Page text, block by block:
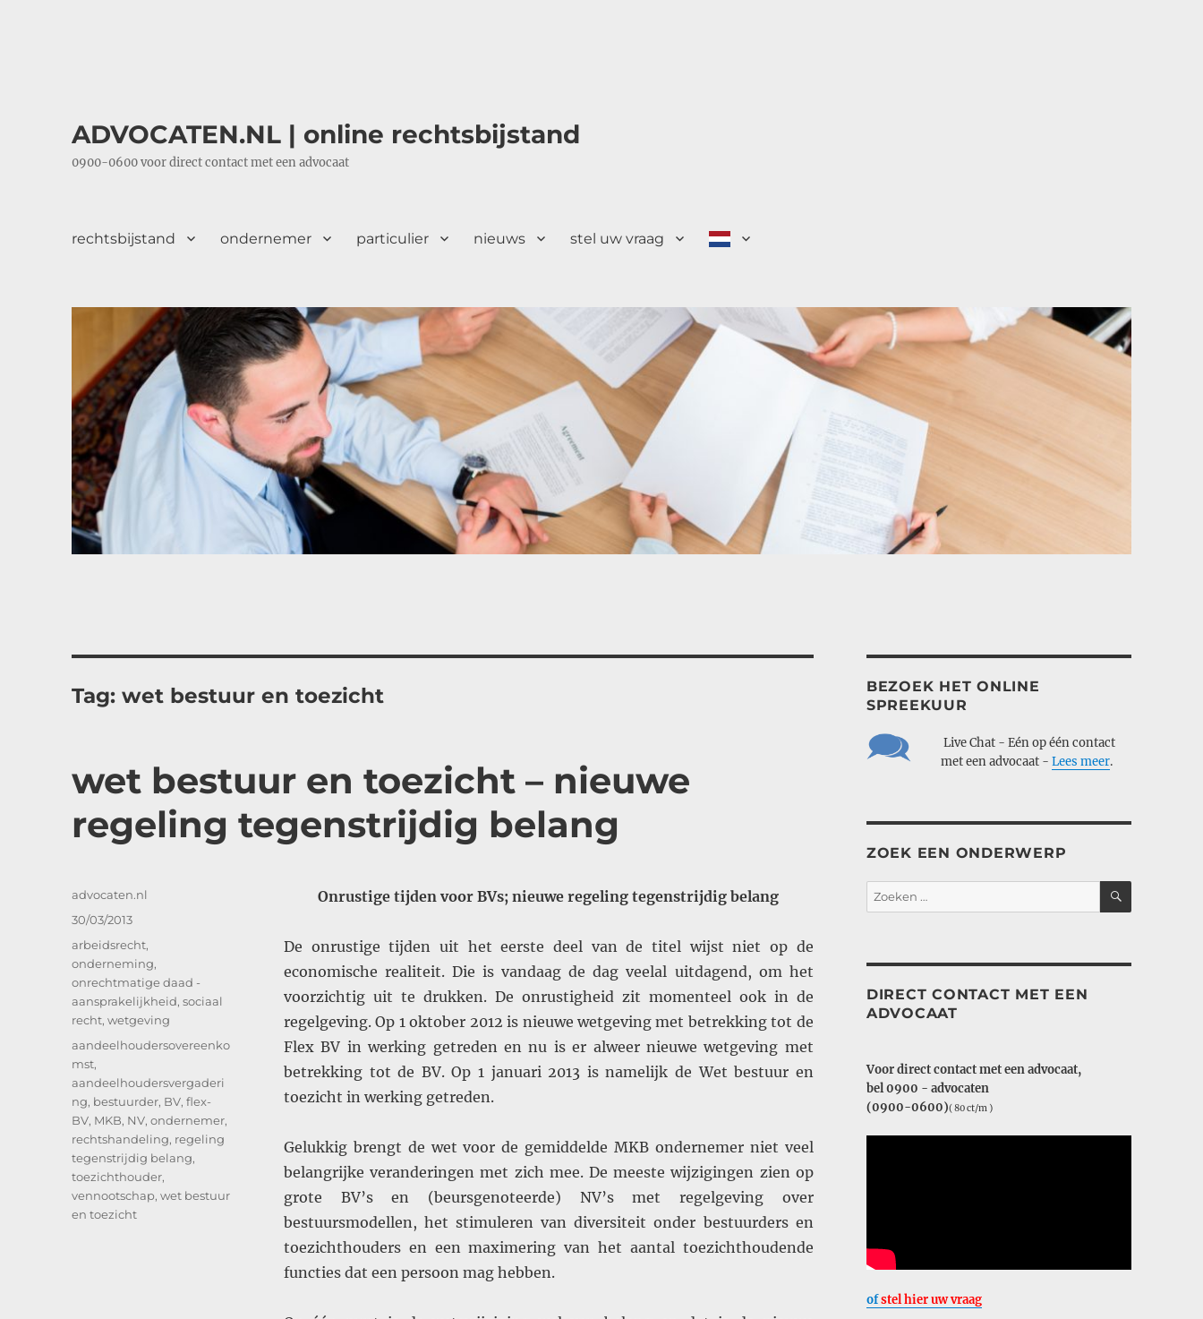
ADVOCATEN.NL | online rechtsbijstand
0900-0600 voor direct contact met een advocaat
rechtsbijstand ondernemer particulier nieuws stel uw vraag
Tag:wet bestuur en toezicht
wet bestuur en toezicht – nieuwe
regeling tegenstrijdig belang
Onrustige tijden voor BVs; nieuwe regeling tegenstrijdig belang
De onrustige tijden uit het eerste deel van de titel wijst niet op de
economische realiteit. Die is vandaag de dag veelal uitdagend, om het
voorzichtig uit te drukken. De onrustigheid zit momenteel ook in de
regelgeving. Op 1 oktober 2012 is nieuwe wetgeving met betrekking tot de
Flex BV in werking getreden en nu is er alweer nieuwe wetgeving met
betrekking tot de BV. Op 1 januari 2013 is namelijk de Wet bestuur en
toezicht in werking getreden.
Gelukkig brengt de wet voor de gemiddelde MKB ondernemer niet veel
belangrijke veranderingen met zich mee. De meeste wijzigingen zien op
grote BV’s en (beursgenoteerde) NV’s met regelgeving over
bestuursmodellen, het stimuleren van diversiteit onder bestuurders en
toezichthouders en een maximering van het aantal toezichthoudende
functies dat een persoon mag hebben.
Auteur
advocaten.nl
Geplaatst
op
30/03/2013
Categorieën
arbeidsrecht,
onderneming,
onrechtmatige daad -
aansprakelijkheid,sociaal
recht,wetgeving
Tags
aandeelhoudersovereenko
mst,
aandeelhoudersvergaderi
ng, bestuurder, BV,flex-
BV, MKB, NV,ondernemer,
rechtshandeling, regeling
tegenstrijdig belang,
toezichthouder,
vennootschap,wet bestuur
en toezicht
BEZOEK HET ONLINE
SPREEKUUR
Live Chat - Eén op één contact
met een advocaat - Lees meer.
ZOEK EEN ONDERWERP
Zoeken
naar:
ZOEKEN
DIRECT CONTACT MET EEN
ADVOCAAT
Voor direct contact met een advocaat,
bel 0900 - advocaten
(0900-0600)( 80 ct/m )
ofstel hier uw vraag